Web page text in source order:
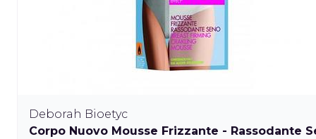
Deborah Bioetyc
Corpo Nuovo Mousse Frizzante - Rassodante